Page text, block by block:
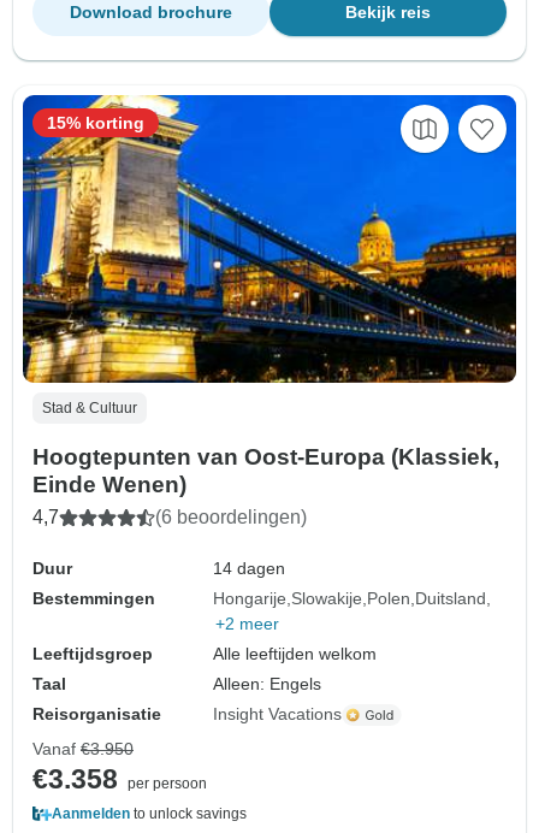
Bekijk reis
Download brochure
Stad & Cultuur
Hoogtepunten van Oost-Europa (Klassiek,
Einde Wenen)
4,7 (6 beoordelingen)
Duur
14 dagen
Bestemmingen
Hongarije Slowakije Polen Duitsland
+2 meer
Leeftijdsgroep
Alle leeftijden welkom
Taal
Alleen: Engels
Reisorganisatie
Insight Vacations
15% korting
Vanaf €3.950
€3.358
per persoon
Aanmelden to unlock savings